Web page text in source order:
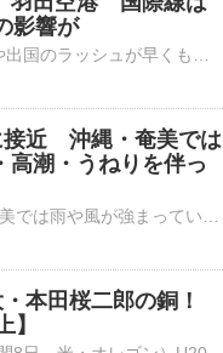
影響が
接近 沖縄・奄美では
潮・うねりを伴っ
本田桜二郎の銅！
】